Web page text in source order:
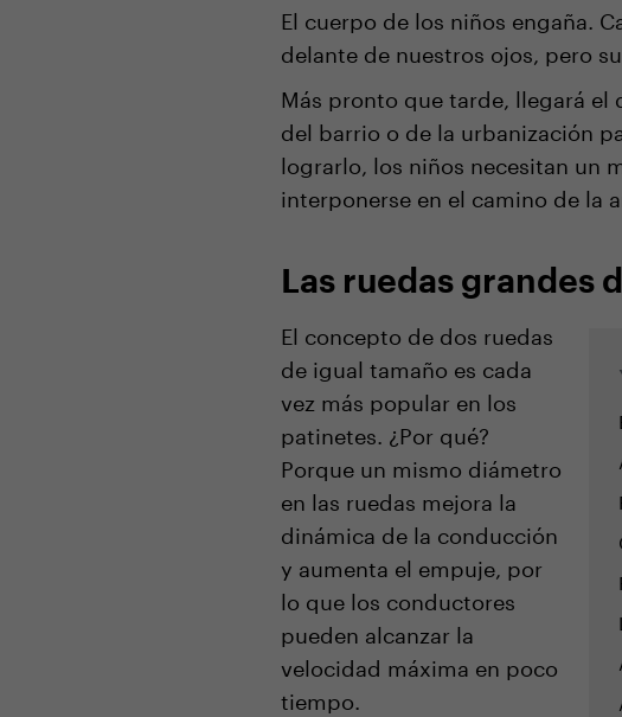
El cuerpo de los niños engaña.
delante de nuestros ojos, pero
Más pronto que tarde, llegará
del barrio o de la urbanización
lograrlo, los niños necesitan un
interponerse en el camino de la
Las ruedas grandes
El concepto de dos ruedas
de igual tamaño es cada
vez más popular en los
patinetes. ¿Por qué?
Porque un mismo diámetro
en las ruedas mejora la
dinámica de la conducción
y aumenta el empuje, por
lo que los conductores
pueden alcanzar la
velocidad máxima en poco
tiempo.